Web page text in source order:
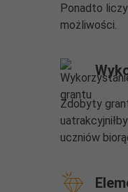
Ponadto
możliwości.
Zdobyty
uczniów